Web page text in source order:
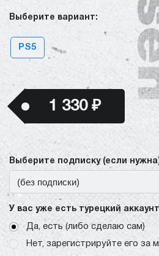
Выберите вариант:
PS5
1 330 ₽
Выберите подписку (если
У вас уже есть турецкий аккаунт
Да, есть (либо сделаю сам)
Нет, зарегистрируйте его за